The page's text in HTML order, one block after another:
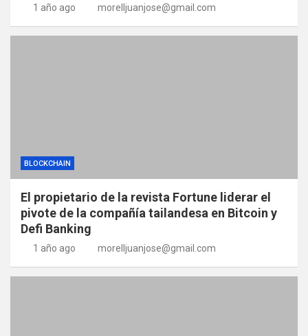
1 año ago morelljuanjose@gmail.com
BLOCKCHAIN
El propietario de la revista Fortune liderar el
pivote de la compañía tailandesa en Bitcoin y
Defi Banking
1 año ago morelljuanjose@gmail.com